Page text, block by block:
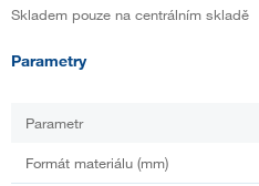
Skladem pouze na centrálním skladě
Parametry
Parametr
Formát materiálu (mm)